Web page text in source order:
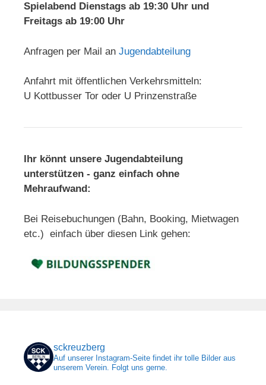
Spielabend Dienstags ab 19:30 Uhr und
Freitags ab 19:00 Uhr
Anfragen per Mail an Jugendabteilung
Anfahrt mit öffentlichen Verkehrsmitteln:
U Kottbusser Tor oder U Prinzenstraße
Ihr könnt unsere Jugendabteilung
unterstützen - ganz einfach ohne
Mehraufwand:
Bei Reisebuchungen (Bahn, Booking, Mietwagen
etc.) einfach über diesen Link gehen:
sckreuzberg
Auf unserer Instagram-Seite findet ihr tolle Bilder aus
unserem Verein. Folgt uns gerne.